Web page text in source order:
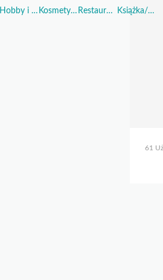
61
Hobby i Sport Kosmetyki i Perfumy Restauracje i Żywność Książka/Muzyka/Film